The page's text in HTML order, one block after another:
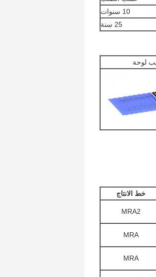
10 سنوات
25 سنة
خط الانتاج
MRA2
MRA
MRA